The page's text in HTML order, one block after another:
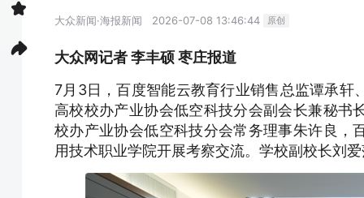
大众新闻·海报新闻 2026-07-08 13:46:44 原创
大众网记者 李丰硕 枣庄报道
7月3日，百度智能云教育行业销售总监谭承轩
高校校办产业协会低空科技分会副会长兼秘书
校办产业协会低空科技分会常务理事朱许良，
用技术职业学院开展考察交流。学校副校长刘